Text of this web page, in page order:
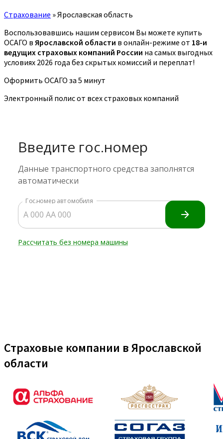
Страхование »Ярославская область
Воспользовавшись нашим сервисом Вы можете купить
ОСАГО в Ярославской области в онлайн-режиме от 18-и
ведущих страховых компаний России на самых выгодных
условиях 2026 года без скрытых комиссий и переплат!
Оформить ОСАГО за 5 минут
Электронный полис от всех страховых компаний
Страховые компании в Ярославской
области